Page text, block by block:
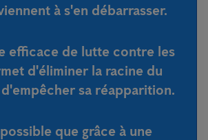
à s'en débarrasser.
efficace de lutte contre les
d'éliminer la racine du
sa réapparition.
que grâce à une